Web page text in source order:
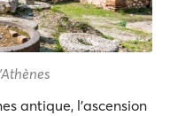
antique, l'ascension